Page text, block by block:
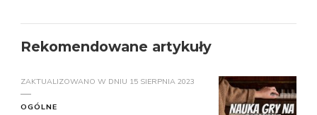
Rekomendowane artykuły
ZAKTUALIZOWANO W DNIU 15 SIERPNIA 2023
OGÓLNE